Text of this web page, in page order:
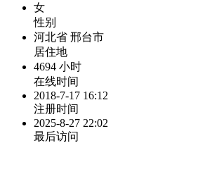
女
性别
河北省 邢台市
居住地
4694 小时
在线时间
2018-7-17 16:12
注册时间
2025-8-27 22:02
最后访问